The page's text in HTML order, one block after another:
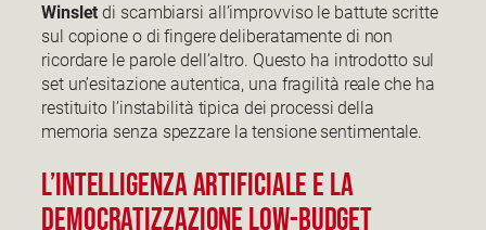
Winslet di scambiarsi all’improvviso le battute scritte
sul copione o di fingere deliberatamente di non
ricordare le parole dell’altro. Questo ha introdotto sul
set un’esitazione autentica, una fragilità reale che ha
restituito l’instabilità tipica dei processi della
memoria senza spezzare la tensione sentimentale.
L’INTELLIGENZA ARTIFICIALE E LA
DEMOCRATIZZAZIONE LOW-BUDGET